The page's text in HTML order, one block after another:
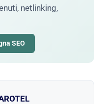
netlinking,
SEO